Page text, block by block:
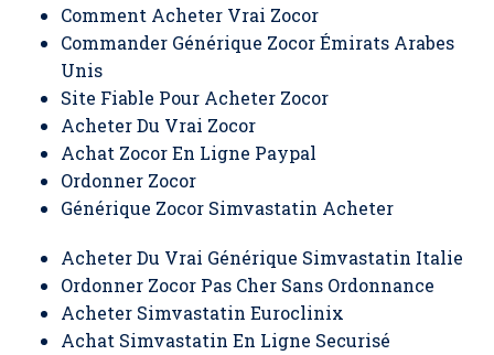
Comment Acheter Vrai Zocor
Commander Générique Zocor Émirats Arabes
Unis
Site Fiable Pour Acheter Zocor
Acheter Du Vrai Zocor
Achat Zocor En Ligne Paypal
Ordonner Zocor
Générique Zocor Simvastatin Acheter
Acheter Du Vrai Générique Simvastatin Italie
Ordonner Zocor Pas Cher Sans Ordonnance
Acheter Simvastatin Euroclinix
Achat Simvastatin En Ligne Securisé